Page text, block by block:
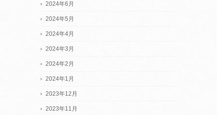
2024年6月
2024年5月
2024年4月
2024年3月
2024年2月
2024年1月
2023年12月
2023年11月